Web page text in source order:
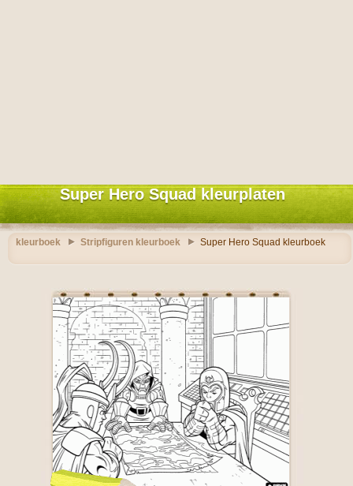
Super Hero Squad kleurplaten
kleurboek Stripfiguren kleurboek Super Hero Squad kleurboek